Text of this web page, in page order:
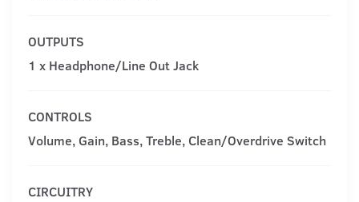
OUTPUTS
1 x Headphone/Line Out Jack
CONTROLS
Volume, Gain, Bass, Treble, Clean/Overdrive Switch
CIRCUITRY